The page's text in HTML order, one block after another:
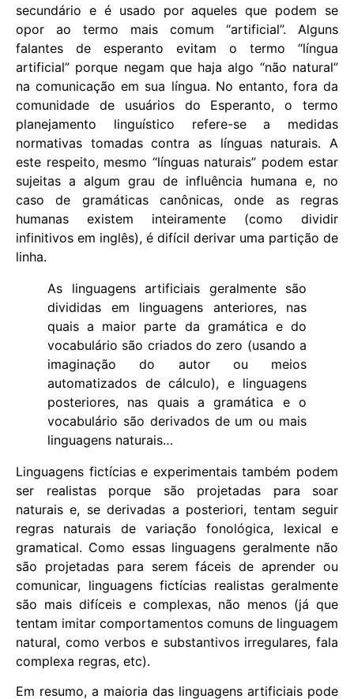
secundário e é usado por aqueles que podem se
opor ao termo mais comum “artificial”. Alguns
falantes de esperanto evitam o termo “língua
artificial” porque negam que haja algo “não natural”
na comunicação em sua língua. No entanto, fora da
comunidade de usuários do Esperanto, o termo
planejamento linguístico refere-se a medidas
normativas tomadas contra as línguas naturais. A
este respeito, mesmo “línguas naturais” podem estar
sujeitas a algum grau de influência humana e, no
caso de gramáticas canônicas, onde as regras
humanas existem inteiramente (como dividir
infinitivos em inglês), é difícil derivar uma partição de
linha.
As linguagens artificiais geralmente são
divididas em linguagens anteriores, nas
quais a maior parte da gramática e do
vocabulário são criados do zero (usando a
imaginação do autor ou meios
automatizados de cálculo), e linguagens
posteriores, nas quais a gramática e o
vocabulário são derivados de um ou mais
linguagens naturais…
Linguagens fictícias e experimentais também podem
ser realistas porque são projetadas para soar
naturais e, se derivadas a posteriori, tentam seguir
regras naturais de variação fonológica, lexical e
gramatical. Como essas linguagens geralmente não
são projetadas para serem fáceis de aprender ou
comunicar, linguagens fictícias realistas geralmente
são mais difíceis e complexas, não menos (já que
tentam imitar comportamentos comuns de linguagem
natural, como verbos e substantivos irregulares, fala
complexa regras, etc).
Em resumo, a maioria das linguagens artificiais pode